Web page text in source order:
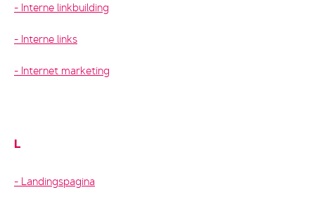
Interne linkbuilding
Interne links
Internet marketing
L
Landingspagina